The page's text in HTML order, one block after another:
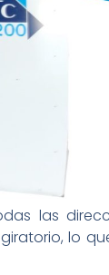
las
lo